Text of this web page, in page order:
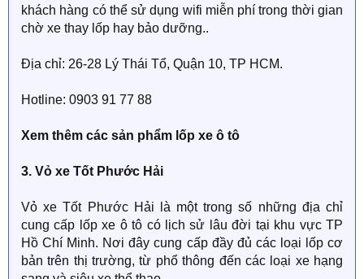
khách hàng có thể sử dụng wifi miễn phí trong thời gian
chờ xe thay lốp hay bảo dưỡng..
Địa chỉ: 26-28 Lý Thái Tổ, Quận 10, TP HCM.
Hotline: 0903 91 77 88
Xem thêm các sản phẩm lốp xe ô tô
3. Vỏ xe Tốt Phước Hải
Vỏ xe Tốt Phước Hải là một trong số những địa chỉ
cung cấp lốp xe ô tô có lịch sử lâu đời tại khu vực TP
Hồ Chí Minh. Nơi đây cung cấp đầy đủ các loại lốp cơ
bản trên thị trường, từ phổ thông đến các loại xe hạng